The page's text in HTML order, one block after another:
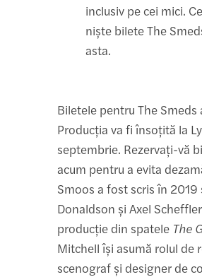
inclusiv pe cei mici.
niște bilete The
asta.
Biletele pentru The
Producția va fi însoțită la
septembrie. Rezervați-vă
acum pentru a evita
Smoos a fost scris în
Donaldson și Axel
producție din spatele The
Mitchell își asumă rolul de
scenograf și designer de